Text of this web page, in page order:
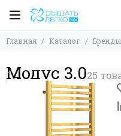
Главная Каталог Бренды
Модус 3.0